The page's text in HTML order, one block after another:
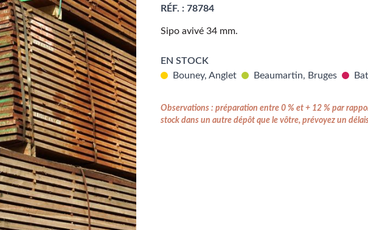
RÉF. : 78784
Sipo avivé 34 mm.
EN STOCK
Bouney, Anglet
Beaumartin, Bruges
Observations : préparation entre 0 % et + 12 % par
stock dans un autre dépôt que le vôtre, prévoyez un